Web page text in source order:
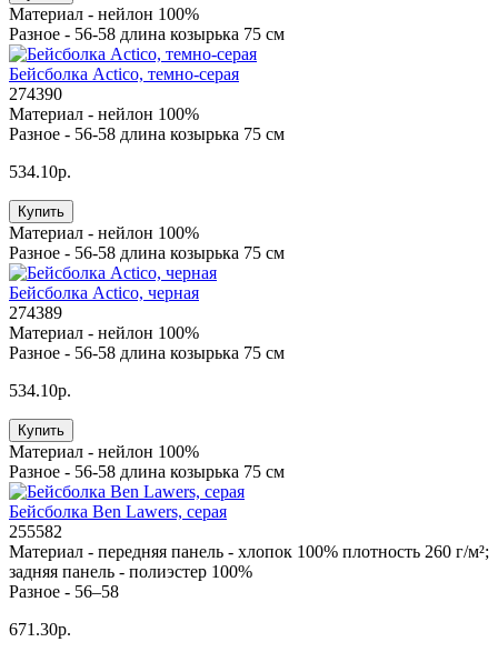
Материал - нейлон 100%
Разное - 56-58 длина козырька 75 см
Бейсболка Actico, темно-серая
274390
Материал - нейлон 100%
Разное - 56-58 длина козырька 75 см
534.10р.
Купить
Материал - нейлон 100%
Разное - 56-58 длина козырька 75 см
Бейсболка Actico, черная
274389
Материал - нейлон 100%
Разное - 56-58 длина козырька 75 см
534.10р.
Купить
Материал - нейлон 100%
Разное - 56-58 длина козырька 75 см
Бейсболка Ben Lawers, серая
255582
Материал - передняя панель - хлопок 100% плотность 260 г/м²;
задняя панель - полиэстер 100%
Разное - 56–58
671.30р.